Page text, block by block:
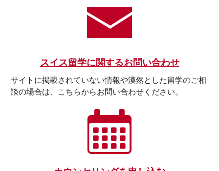
スイス留学に関するお問い合わせ
サイトに掲載されていない情報や漠然とした留学のご相
談の場合は、こちらからお問い合わせください。